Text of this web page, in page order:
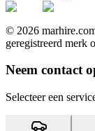
© 2026
geregistreerd merk
Neem contact
Selecteer een